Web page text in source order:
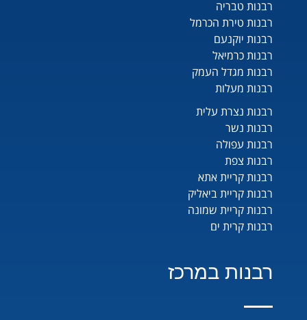
רבנות טבריה
רבנות טירת הכרמל
רבנות יוקנעם
רבנות כרמיאל
רבנות מגדל העמק
רבנות מעלות
רבנות נצרת עלית
רבנות נשר
רבנות עפולה
רבנות צפת
רבנות קריית אתא
רבנות קריית ביאליק
רבנות קריית שמונה
רבנות קרית ים
רבנות במרכז